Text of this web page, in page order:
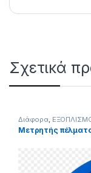
Σχετικά
Διάφορα
ΕΡΓΑΛΕΙΑ
Μετρητής